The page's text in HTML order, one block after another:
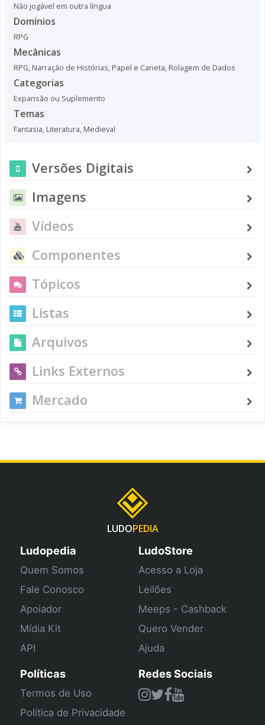
Não jogável em outra língua
Domínios
RPG
Mecânicas
RPG, Narração de Histórias, Papel e Caneta, Rolagem de Dados
Categorias
Expansão ou Suplemento
Temas
Fantasia, Literatura, Medieval
Versões Digitais
Imagens
Vídeos
Componentes
Tópicos
Listas
Arquivos
Links Externos
Mercado
LUDOPEDIA
Ludopedia
Quem Somos
Fale Conosco
Apoiador
Mídia Kit
API
LudoStore
Acesso a Loja
Leilões
Meeps - Cashback
Quero Vender
Ajuda
Políticas
Termos de Uso
Política de Privacidade
Redes Sociais